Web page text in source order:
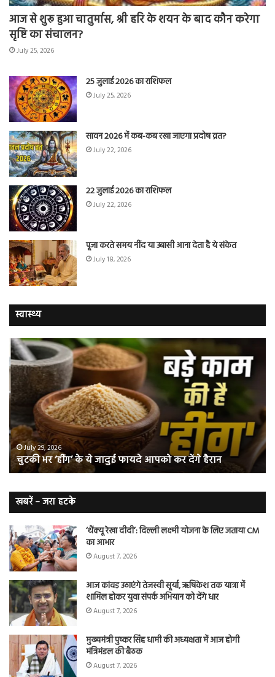
आज से शुरू हुआ चातुर्मास, श्री हरि के शयन के बाद कौन करेगा
सृष्टि का संचालन?
July 25, 2026
25 जुलाई 2026 का राशिफल
July 25, 2026
सावन 2026 में कब-कब रखा जाएगा प्रदोष व्रत?
July 22, 2026
22 जुलाई 2026 का राशिफल
July 22, 2026
पूजा करते समय नींद या उबासी आना देता है ये संकेत
July 18, 2026
स्वास्थ्य
चुटकी
भर
‘हींग’
के
ये
फायदे
आपको
कर
देंगे
हैरान
July 29, 2026
चुटकी भर ‘हींग’ के ये जादुई फायदे आपको कर देंगे हैरान
भी
हो
हैं
खबरें – जरा हटके
‘थैंक्यू रेखा दीदी’: दिल्ली लक्ष्मी योजना के लिए जताया CM
का आभार
August 7, 2026
आज कांवड़ उठाएंगे तेजस्वी सूर्या, ऋषिकेश तक यात्रा में
शामिल होकर युवा संपर्क अभियान को देंगे धार
August 7, 2026
मुख्यमंत्री पुष्कर सिंह धामी की अध्यक्षता में आज होगी
मंत्रिमंडल की बैठक
August 7, 2026